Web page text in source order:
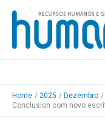
Skip
content
Home 2025 Dezembro
Conclusion com novo